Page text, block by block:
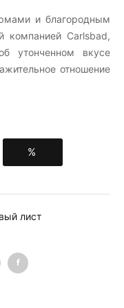
и благородным
компанией Carlsbad,
утонченном вкусе
отношение
%
лист